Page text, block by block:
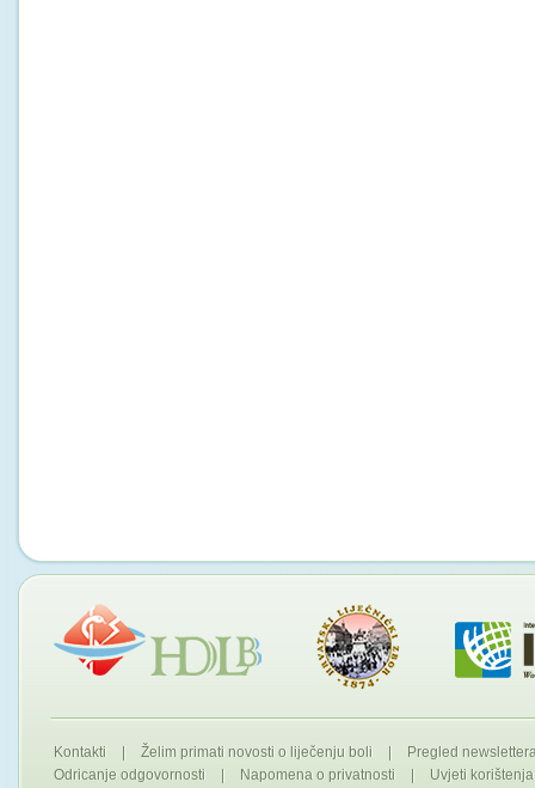
Kontakti Želim primati novosti o liječenju boli
Pregled
Odricanje odgovornosti
Napomena o privatnosti Uvjeti korištenja